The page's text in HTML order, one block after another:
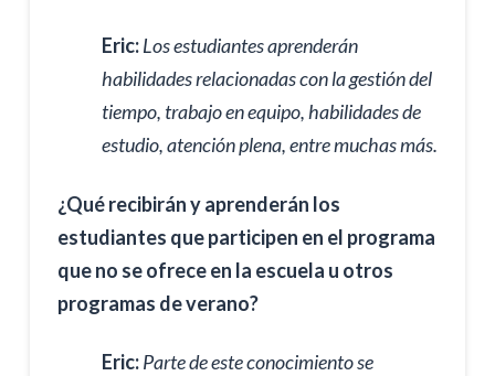
Eric:Los estudiantes aprenderán
habilidades relacionadas con la gestión del
tiempo, trabajo en equipo, habilidades de
estudio, atención plena, entre muchas más.
¿Qué recibirán y aprenderán los
estudiantes que participen en el programa
que no se ofrece en la escuela u otros
programas de verano?
Eric:Parte de este conocimiento se